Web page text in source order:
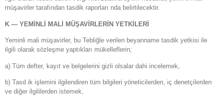
müşavirler tarafından tasdik raporları nda belirtilecektir.
K — YEMİNLİ MALİ MÜŞAVİRLERİN YETKİLERİ
Yeminli mali müşavirler, bu Tebliğle verilen beyanname tasdik yetkisi ile
ilgili olarak sözleşme yaptıkları mükelleflerin;
a) Tüm defter, kayıt ve belgelerini gizli olsalar dahi incelemek,
b) Tasd ik işlemini ilgilendiren tüm bilgileri yöneticilerden, iç denetçilerden
ve diğer ilgililerden istemek,